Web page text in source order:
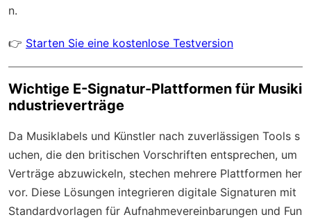
n.
👉 Starten Sie eine kostenlose Testversion
Wichtige E-Signatur-Plattformen für Musiki
ndustrieverträge
Da Musiklabels und Künstler nach zuverlässigen Tools s
uchen, die den britischen Vorschriften entsprechen, um
Verträge abzuwickeln, stechen mehrere Plattformen her
vor. Diese Lösungen integrieren digitale Signaturen mit
Standardvorlagen für Aufnahmevereinbarungen und Fun